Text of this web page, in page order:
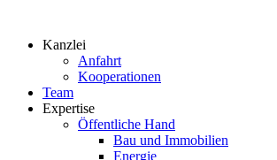
springenKanzlei
Anfahrt
Kooperationen
Team
Expertise
Öffentliche Hand
Bau und Immobilien
Energie